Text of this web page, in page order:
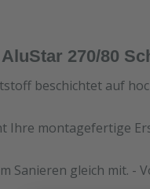
270/80
beschichtet auf
Ihre montagefertige
Sanieren gleich mit.